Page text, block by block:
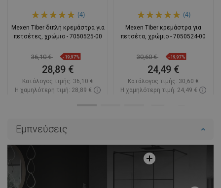
(4)
Mexen Tiber διπλή κρεμάστρα για
πετσέτες, χρώμιο - 7050525-00
36,10 € -19,97%
28,89 €
Κατάλογος τιμής: 36,10 €
Η χαμηλότερη τιμή: 28,89 €
(4)
Mexen Tiber κρεμάστρα για
πετσέτα, χρώμιο - 7050524-00
30,60 € -19,97%
24,49 €
Κατάλογος τιμής: 30,60 €
Η χαμηλότερη τιμή: 24,49 €
Εμπνεύσεις